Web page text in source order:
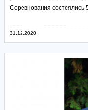
Соревнования состоялись
31.12.2020